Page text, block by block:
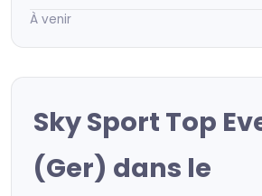
À venir
Sky Sport Top
(Ger) dans le